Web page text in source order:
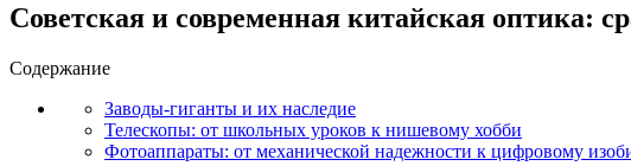
Советская и современная китайская оптика:
Содержание
Заводы-гиганты и их наследие
Телескопы: от школьных уроков к нишевому хобби
Фотоаппараты: от механической надежности к цифровому